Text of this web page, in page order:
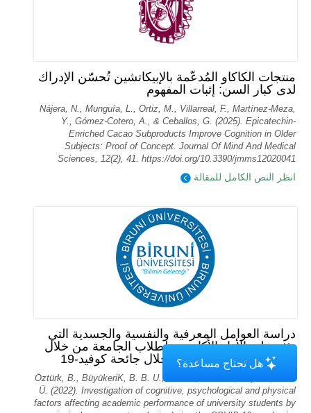
منتجات الكاكاو المُدعّمة بالإبيكاتشين تُحسّن الإدراك
لدى كبار السن: إثبات المفهوم
Nájera, N., Munguía, L., Ortiz, M., Villarreal, F., Martínez-Meza,
Y., Gómez-Cotero, A., & Ceballos, G. (2025). Epicatechin-
Enriched Cacao Subproducts Improve Cognition in Older
Subjects: Proof of Concept. Journal Of Mind And Medical
Sciences, 12(2), 41. https://doi.org/10.3390/jmms12020041
انظر النص الكامل للمقالة
دراسة العوامل المعرفية والنفسية والجسدية التي
تؤثر على الأداء الأكاديمي لطلاب الجامعة من خلال
تحليل المكونات الرئيسية خلال جائحة كوفيد-19
Öztürk, B., Büyükeri̇K, B. B. U., Akarsu, R. B. U., & Çeli̇K, Y. B.
Ü. (2022). Investigation of cognitive, psychological and physical
factors affecting academic performance of university students by
هل تحتاج مساعدة؟